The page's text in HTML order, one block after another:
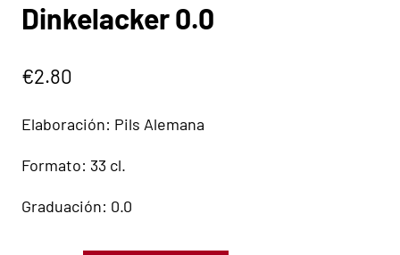
Dinkelacker 0.0
€2.80
Elaboración: Pils Alemana
Formato: 33 cl.
Graduación: 0.0